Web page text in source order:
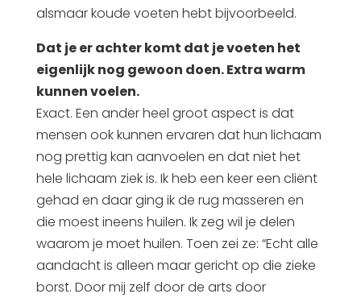
alsmaar koude voeten hebt bijvoorbeeld.
Dat je er achter komt dat je voeten het
eigenlijk nog gewoon doen. Extra warm
kunnen voelen.
Exact. Een ander heel groot aspect is dat
mensen ook kunnen ervaren dat hun lichaam
nog prettig kan aanvoelen en dat niet het
hele lichaam ziek is. Ik heb een keer een cliënt
gehad en daar ging ik de rug masseren en
die moest ineens huilen. Ik zeg wil je delen
waarom je moet huilen. Toen zei ze: “Echt alle
aandacht is alleen maar gericht op die zieke
borst. Door mij zelf door de arts door